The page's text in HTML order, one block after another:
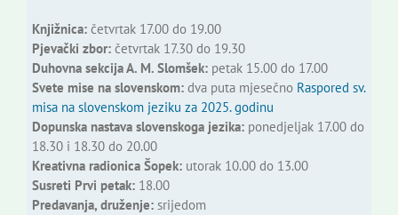
Knjižnica:četvrtak 17.00 do 19.00
Pjevački zbor:četvrtak 17.30 do 19.30
Duhovna sekcija A. M. Slomšek:petak 15.00 do 17.00
Svete mise na slovenskom:dva puta mjesečno Raspored sv.
misa na slovenskom jeziku za 2025. godinu
Dopunska nastava slovenskoga jezika:ponedjeljak 17.00 do
18.30 i 18.30 do 20.00
Kreativna radionica Šopek:utorak 10.00 do 13.00
Susreti Prvi petak:18.00
Predavanja, druženje:srijedom